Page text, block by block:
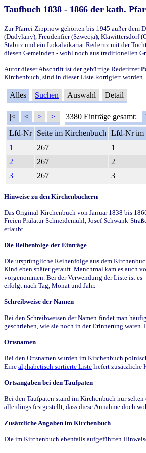
Taufbuch 1838 - 1866 der kath.
Zur Pfarrei Zippnow gehörten bis 1945 außer dem
(Dudylany), Freudenfier (Szwecja), Klawittersdorf
Stabitz und ein Lokalvikariat Rederitz mit der
diesen Gemeinden - wohl noch aus traditionellen
Autor dieser Abschrift ist der gebürtige Rederitzer
Kirchenbuch, sind in dieser Liste korrigiert worden.
Alles Suchen Auswahl Detail
|< < > >| 3380 Einträge gesamt:
Lfd-Nr
Seite im Kirchenbuch Lfd-Nr im
1
267 1
2
267 2
3
267 3
Hinweise zu den Kirchenbüchern
Das Original-Kirchenbuch von Januar 1838 bis
Freien Prälatur Schneidemühl, Josef-Schwank-
erlaubt.
Die Reihenfolge der Einträge
Die ursprüngliche Reihenfolge aus dem
Kind eben später getauft. Manchmal kam es auch
vorgenommen. Bei der Verwendung der Liste ist
erfolgt nach Tag, Monat und Jahr.
Schreibweise der Namen
Bei den Schreibweisen der Namen findet man
geschrieben, wie sie noch in der Erinnerung
Ortsnamen
Bei den Ortsnamen wurden im Kirchenbuch
Eine alphabetisch sortierte Liste liefert zusätzliche
Ortsangaben bei den Taufpaten
Bei den Taufpaten stand im Kirchenbuch nur
allerdings festgestellt, dass diese Annahme doch
Zusätzliche Angaben im Kirchenbuch
Die im Kirchenbuch ebenfalls aufgeführten